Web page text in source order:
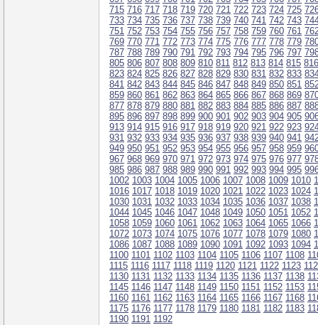
715 716 717 718 719 720 721 722 723 724 725
733 734 735 736 737 738 739 740 741 742 743
751 752 753 754 755 756 757 758 759 760 761
769 770 771 772 773 774 775 776 777 778 779
787 788 789 790 791 792 793 794 795 796 797
805 806 807 808 809 810 811 812 813 814 815 816
823 824 825 826 827 828 829 830 831 832 833
841 842 843 844 845 846 847 848 849 850 851
859 860 861 862 863 864 865 866 867 868 869
877 878 879 880 881 882 883 884 885 886 887
895 896 897 898 899 900 901 902 903 904 905
913 914 915 916 917 918 919 920 921 922 923
931 932 933 934 935 936 937 938 939 940 941
949 950 951 952 953 954 955 956 957 958 959
967 968 969 970 971 972 973 974 975 976 977
985 986 987 988 989 990 991 992 993 994 995
1002 1003 1004 1005 1006 1007 1008 1009 1010
1016 1017 1018 1019 1020 1021 1022 1023 1024
1030 1031 1032 1033 1034 1035 1036 1037 1038
1044 1045 1046 1047 1048 1049 1050 1051 1052
1058 1059 1060 1061 1062 1063 1064 1065 1066
1072 1073 1074 1075 1076 1077 1078 1079 1080
1086 1087 1088 1089 1090 1091 1092 1093 1094
1100 1101 1102 1103 1104 1105 1106 1107 1108
1115 1116 1117 1118 1119 1120 1121 1122 1123
1130 1131 1132 1133 1134 1135 1136 1137 1138
1145 1146 1147 1148 1149 1150 1151 1152 1153
1160 1161 1162 1163 1164 1165 1166 1167 1168
1175 1176 1177 1178 1179 1180 1181 1182 1183
1190 1191 1192